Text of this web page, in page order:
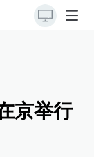
京举行